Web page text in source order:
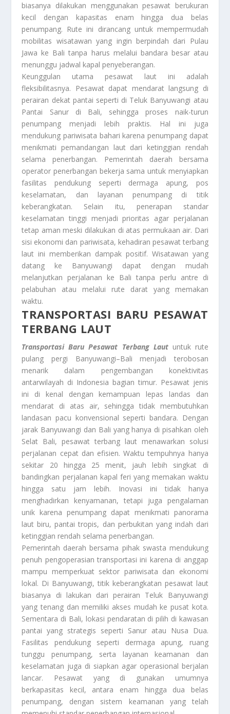
biasanya dilakukan menggunakan pesawat berukuran
kecil dengan kapasitas enam hingga dua belas
penumpang. Rute ini dirancang untuk mempermudah
mobilitas wisatawan yang ingin berpindah dari Pulau
Jawa ke Bali tanpa harus melalui bandara besar atau
menunggu jadwal kapal penyeberangan.
Keunggulan utama pesawat laut ini adalah
fleksibilitasnya. Pesawat dapat mendarat langsung di
perairan dekat pantai seperti di Teluk Banyuwangi atau
Pantai Sanur di Bali, sehingga proses naik-turun
penumpang menjadi lebih praktis. Hal ini juga
mendukung pariwisata bahari karena penumpang dapat
menikmati pemandangan laut dari ketinggian rendah
selama penerbangan. Pemerintah daerah bersama
operator penerbangan bekerja sama untuk menyiapkan
fasilitas pendukung seperti dermaga apung, pos
keselamatan, dan layanan penumpang di titik
keberangkatan. Selain itu, penerapan standar
keselamatan tinggi menjadi prioritas agar perjalanan
tetap aman meski dilakukan di atas permukaan air. Dari
sisi ekonomi dan pariwisata, kehadiran pesawat terbang
laut ini memberikan dampak positif. Wisatawan yang
datang ke Banyuwangi dapat dengan mudah
melanjutkan perjalanan ke Bali tanpa perlu antre di
pelabuhan atau melalui rute darat yang memakan
waktu.
TRANSPORTASI BARU PESAWAT
TERBANG LAUT
Transportasi Baru Pesawat Terbang Lautuntuk rute
pulang pergi Banyuwangi–Bali menjadi terobosan
menarik dalam pengembangan konektivitas
antarwilayah di Indonesia bagian timur. Pesawat jenis
ini di kenal dengan kemampuan lepas landas dan
mendarat di atas air, sehingga tidak membutuhkan
landasan pacu konvensional seperti bandara. Dengan
jarak Banyuwangi dan Bali yang hanya di pisahkan oleh
Selat Bali, pesawat terbang laut menawarkan solusi
perjalanan cepat dan efisien. Waktu tempuhnya hanya
sekitar 20 hingga 25 menit, jauh lebih singkat di
bandingkan perjalanan kapal feri yang memakan waktu
hingga satu jam lebih. Inovasi ini tidak hanya
menghadirkan kenyamanan, tetapi juga pengalaman
unik karena penumpang dapat menikmati panorama
laut biru, pantai tropis, dan perbukitan yang indah dari
ketinggian rendah selama penerbangan.
Pemerintah daerah bersama pihak swasta mendukung
penuh pengoperasian transportasi ini karena di anggap
mampu memperkuat sektor pariwisata dan ekonomi
lokal. Di Banyuwangi, titik keberangkatan pesawat laut
biasanya di lakukan dari perairan Teluk Banyuwangi
yang tenang dan memiliki akses mudah ke pusat kota.
Sementara di Bali, lokasi pendaratan di pilih di kawasan
pantai yang strategis seperti Sanur atau Nusa Dua.
Fasilitas pendukung seperti dermaga apung, ruang
tunggu penumpang, serta layanan keamanan dan
keselamatan juga di siapkan agar operasional berjalan
lancar. Pesawat yang di gunakan umumnya
berkapasitas kecil, antara enam hingga dua belas
penumpang, dengan sistem keamanan yang telah